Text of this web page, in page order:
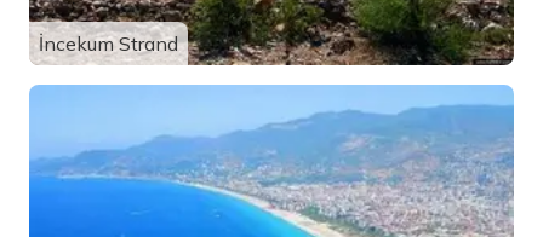
İncekum Strand